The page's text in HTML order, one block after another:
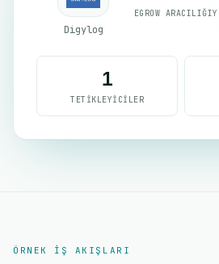
Digylog
EGROW
1
TETIKLEYICILER
ÖRNEK IŞ AKIŞLARI